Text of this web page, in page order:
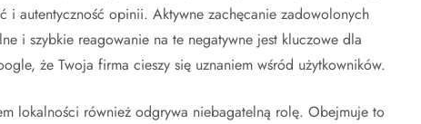
autentyczność opinii. Aktywne zachęcanie zadowolonych
i szybkie reagowanie na te negatywne jest kluczowe dla
że Twoja firma cieszy się uznaniem wśród użytkowników.
lokalności również odgrywa niebagatelną rolę. Obejmuje to